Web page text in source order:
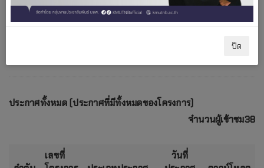
ชื่อโครงการ
ประกาศทั้งหมด (ประกาศที่มีทั้งหมดของโครงการ)
จำนวนผู้เข้าชม38
เลขที่
วันที่
ปิด